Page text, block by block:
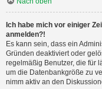
Ich habe mich vor einiger
anmelden?!
Es kann sein, dass ein
Gründen deaktiviert oder
regelmäßig Benutzer, die für
um die Datenbankgröße zu
nimm aktiv an den